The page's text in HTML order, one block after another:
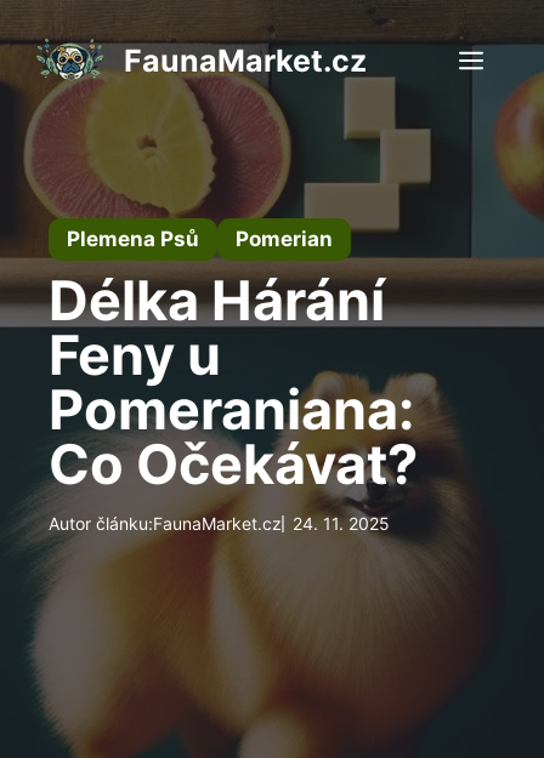
na
obsah
FaunaMarket.cz
Plemena Psů Pomerian
Délka Hárání
Feny u
Pomeraniana:
Co Očekávat?
Autor článku:FaunaMarket.cz 24. 11. 2025